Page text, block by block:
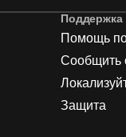
Поддержка
Помощь
Сообщить
Защита